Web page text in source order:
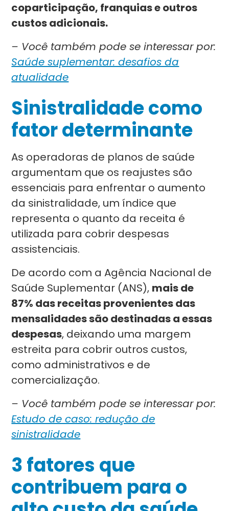
coparticipação, franquias e outros
custos adicionais.
– Você também pode se interessar por:
Saúde suplementar: desafios da
atualidade
Sinistralidade como
fator determinante
As operadoras de planos de saúde
argumentam que os reajustes são
essenciais para enfrentar o aumento
da sinistralidade, um índice que
representa o quanto da receita é
utilizada para cobrir despesas
assistenciais.
De acordo com a Agência Nacional de
Saúde Suplementar (ANS), mais de
87% das receitas provenientes das
mensalidades são destinadas a essas
despesas, deixando uma margem
estreita para cobrir outros custos,
como administrativos e de
comercialização.
– Você também pode se interessar por:
Estudo de caso: redução de
sinistralidade
3 fatores que
contribuem para o